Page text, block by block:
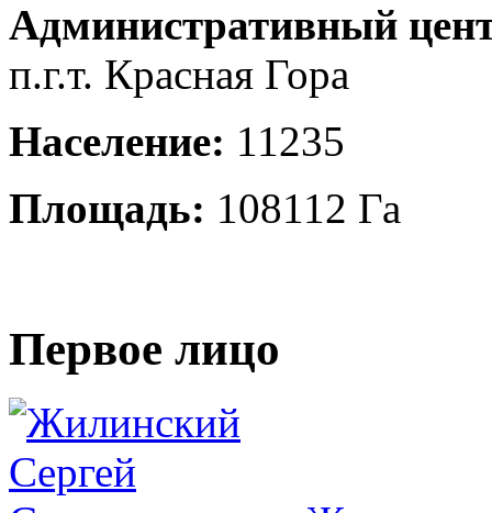
Административный
п.г.т. Красная Гора
Население: 11235
Площадь: 108112 Га
Первое лицо